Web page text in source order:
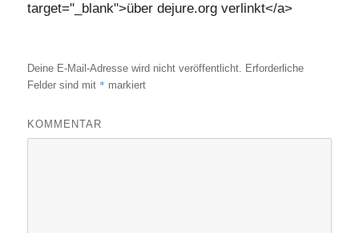
target="_blank">über dejure.org verlinkt</a>
Deine E-Mail-Adresse wird nicht veröffentlicht. Erforderliche
Felder sind mit * markiert
KOMMENTAR